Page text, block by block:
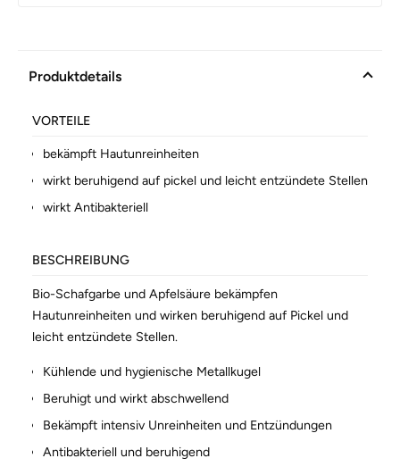
Produktdetails
VORTEILE
bekämpft Hautunreinheiten
wirkt beruhigend auf pickel und leicht entzündete Stellen
wirkt Antibakteriell
BESCHREIBUNG
Bio-Schafgarbe und Apfelsäure bekämpfen
Hautunreinheiten und wirken beruhigend auf Pickel und
leicht entzündete Stellen.
Kühlende und hygienische Metallkugel
Beruhigt und wirkt abschwellend
Bekämpft intensiv Unreinheiten und Entzündungen
Antibakteriell und beruhigend